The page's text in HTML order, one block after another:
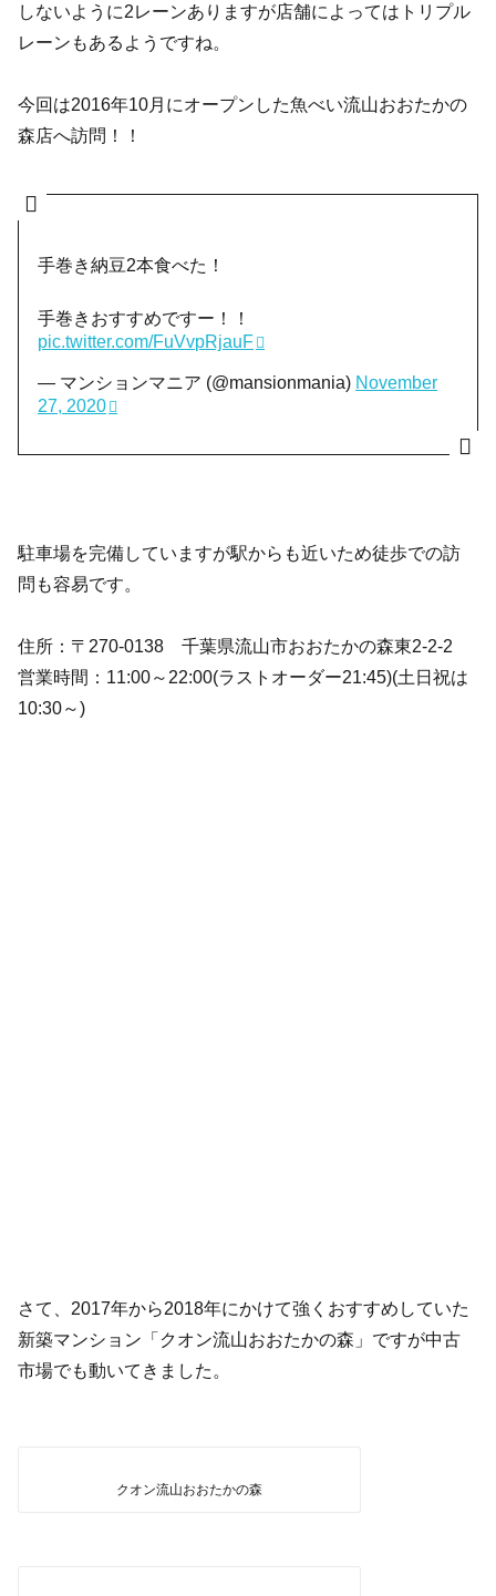
しないように2レーンありますが店舗によってはトリプル
レーンもあるようですね。
今回は2016年10月にオープンした魚べい流山おおたかの
森店へ訪問！！
手巻き納豆2本食べた！
手巻きおすすめですー！！
pic.twitter.com/FuVvpRjauF
— マンションマニア (@mansionmania) November
27, 2020
駐車場を完備していますが駅からも近いため徒歩での訪
問も容易です。
住所：〒270-0138 千葉県流山市おおたかの森東2-2-2
営業時間：11:00～22:00(ラストオーダー21:45)(土日祝は
10:30～)
さて、2017年から2018年にかけて強くおすすめしていた
新築マンション「クオン流山おおたかの森」ですが中古
市場でも動いてきました。
クオン流山おおたかの森